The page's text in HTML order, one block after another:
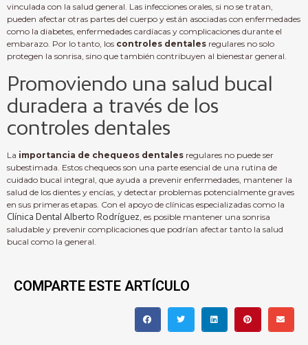
vinculada con la salud general. Las infecciones orales, si no se tratan,
pueden afectar otras partes del cuerpo y están asociadas con enfermedades
como la diabetes, enfermedades cardíacas y complicaciones durante el
embarazo. Por lo tanto, los controles dentales regulares no solo
protegen la sonrisa, sino que también contribuyen al bienestar general.
Promoviendo una salud bucal
duradera a través de los
controles dentales
La importancia de chequeos dentales regulares no puede ser
subestimada. Estos chequeos son una parte esencial de una rutina de
cuidado bucal integral, que ayuda a prevenir enfermedades, mantener la
salud de los dientes y encías, y detectar problemas potencialmente graves
en sus primeras etapas. Con el apoyo de clínicas especializadas como la
Clínica Dental Alberto Rodríguez , es posible mantener una sonrisa
saludable y prevenir complicaciones que podrían afectar tanto la salud
bucal como la general.
COMPARTE ESTE ARTÍCULO
UTILIZADO PARA TRATAR LA DISFUNCIÓN
ERÉCTIL, TIENE VARIAS ADVERTENCIAS